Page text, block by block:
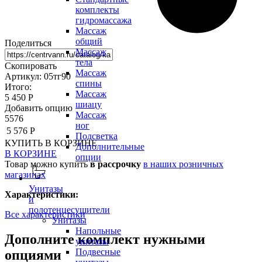
комплекты
гидромассажа
Массаж
общий
Массаж
тела
Массаж
спины
Массаж
шиацу
Массаж
ног
Подсветка
Дополнительные
опции
Унитазы
и
полотенцесушители
Унитазы
Напольные
унитазы
Подвесные
Поделиться
Скопировать
Артикул: 05тг90
Итого:
5 450 Р
Добавить опцию
5576
5 576 Р
КУПИТЬ В КОРЗИНЕ
В КОРЗИНЕ
Товар можно купитьв рассрочку в наших розничных
магазинах
Характеристики:
Все характеристики
Дополните комплект нужными
опциями